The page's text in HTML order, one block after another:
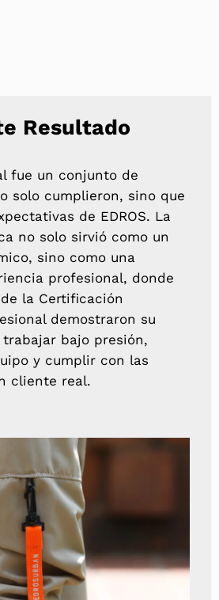
Resultado
fue un conjunto de
solo cumplieron, sino que
de EDROS. La
no solo sirvió como un
sino como una
profesional, donde
la Certificación
demostraron su
bajo presión,
y cumplir con las
cliente real.